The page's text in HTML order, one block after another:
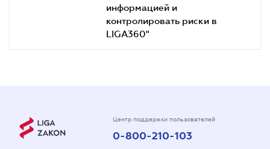
информацией и
контролировать риски в
LIGA360"
Центр поддержки пользователей
0-800-210-103